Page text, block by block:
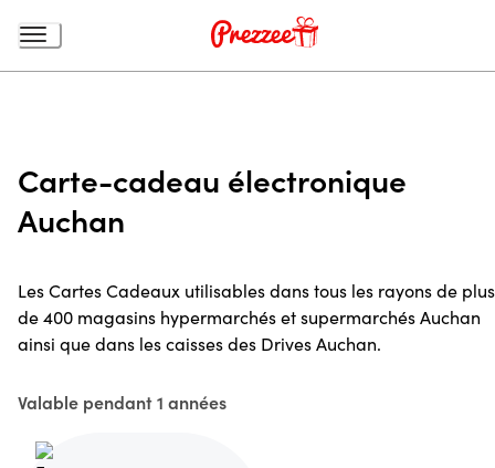
Carte-cadeau électronique
Auchan
Les Cartes Cadeaux utilisables dans tous les rayons de plus
de 400 magasins hypermarchés et supermarchés Auchan
ainsi que dans les caisses des Drives Auchan.
Valable pendant 1 années